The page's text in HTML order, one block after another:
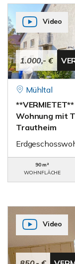
1.000,- €
Video
Mühltal
Wohnung mit
Trautheim
90 m²
WOHNFLÄCHE
Video